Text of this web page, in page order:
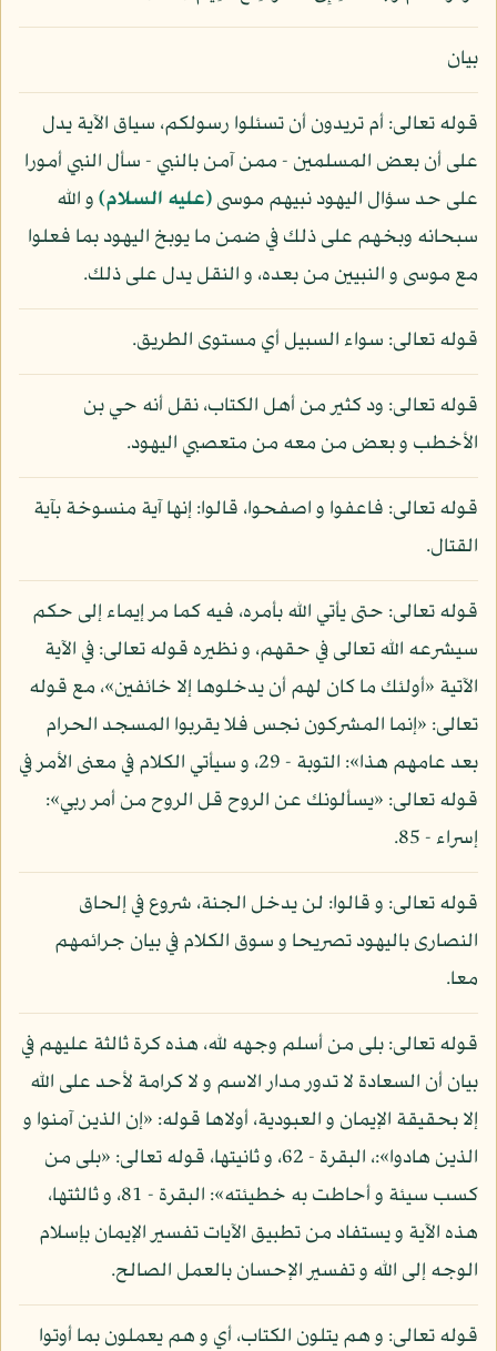
بيان
قوله تعالى: أم تريدون أن تسئلوا رسولكم، سياق الآية يدل
على أن بعض المسلمين - ممن آمن بالنبي - سأل النبي أمورا
على حد سؤال اليهود نبيهم موسى(عليه السلام)و الله
سبحانه وبخهم على ذلك في ضمن ما يوبخ اليهود بما فعلوا
مع موسى و النبيين من بعده، و النقل يدل على ذلك.
قوله تعالى: سواء السبيل أي مستوى الطريق.
قوله تعالى: ود كثير من أهل الكتاب، نقل أنه حي بن
الأخطب و بعض من معه من متعصبي اليهود.
قوله تعالى: فاعفوا و اصفحوا، قالوا: إنها آية منسوخة بآية
القتال.
قوله تعالى: حتى يأتي الله بأمره، فيه كما مر إيماء إلى حكم
سيشرعه الله تعالى في حقهم، و نظيره قوله تعالى: في الآية
الآتية «أولئك ما كان لهم أن يدخلوها إلا خائفين»، مع قوله
تعالى: «إنما المشركون نجس فلا يقربوا المسجد الحرام
بعد عامهم هذا»: التوبة - 29، و سيأتي الكلام في معنى الأمر في
قوله تعالى: «يسألونك عن الروح قل الروح من أمر ربي»:
إسراء - 85.
قوله تعالى: و قالوا: لن يدخل الجنة، شروع في إلحاق
النصارى باليهود تصريحا و سوق الكلام في بيان جرائمهم
معا.
قوله تعالى: بلى من أسلم وجهه لله، هذه كرة ثالثة عليهم في
بيان أن السعادة لا تدور مدار الاسم و لا كرامة لأحد على الله
إلا بحقيقة الإيمان و العبودية، أولاها قوله: «إن الذين آمنوا و
الذين هادوا»:، البقرة - 62، و ثانيتها، قوله تعالى: «بلى من
كسب سيئة و أحاطت به خطيئته»: البقرة - 81، و ثالثتها،
هذه الآية و يستفاد من تطبيق الآيات تفسير الإيمان بإسلام
الوجه إلى الله و تفسير الإحسان بالعمل الصالح.
قوله تعالى: و هم يتلون الكتاب، أي و هم يعملون بما أوتوا